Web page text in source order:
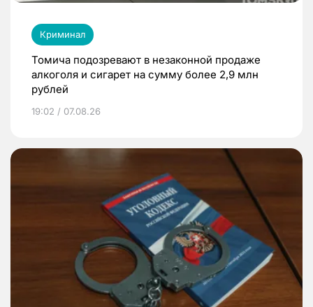
Криминал
Томича подозревают в незаконной продаже
алкоголя и сигарет на сумму более 2,9 млн
рублей
19:02 / 07.08.26